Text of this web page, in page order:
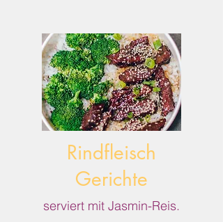
Rindfleisch
Gerichte
serviert mit Jasmin-Reis.